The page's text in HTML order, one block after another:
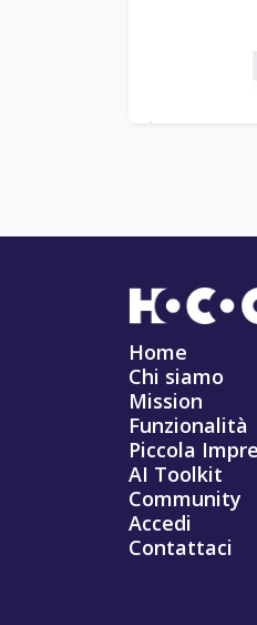
Home
Chi siamo
Mission
Funzionalità
Piccola
AI Toolkit
Community
Accedi
Contattaci